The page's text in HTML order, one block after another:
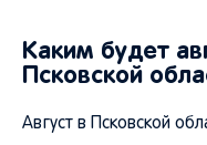
Каким будет
Псковской
Август в Псковской